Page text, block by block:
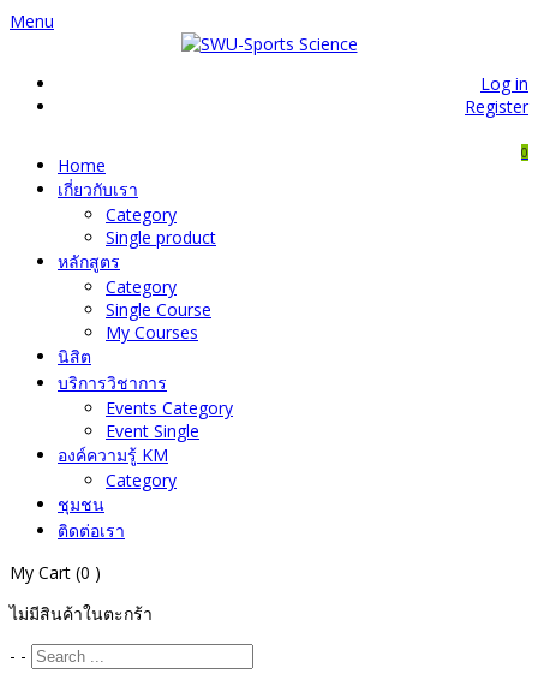
Menu
Log in
Register
0
Home
เกี่ยวกับเรา
Category
Single product
หลักสูตร
Category
Single Course
My Courses
นิสิต
บริการวิชาการ
Events Category
Event Single
องค์ความรู้ KM
Category
ชุมชน
ติดต่อเรา
My Cart (0 )
ไม่มีสินค้าในตะกร้า
- -